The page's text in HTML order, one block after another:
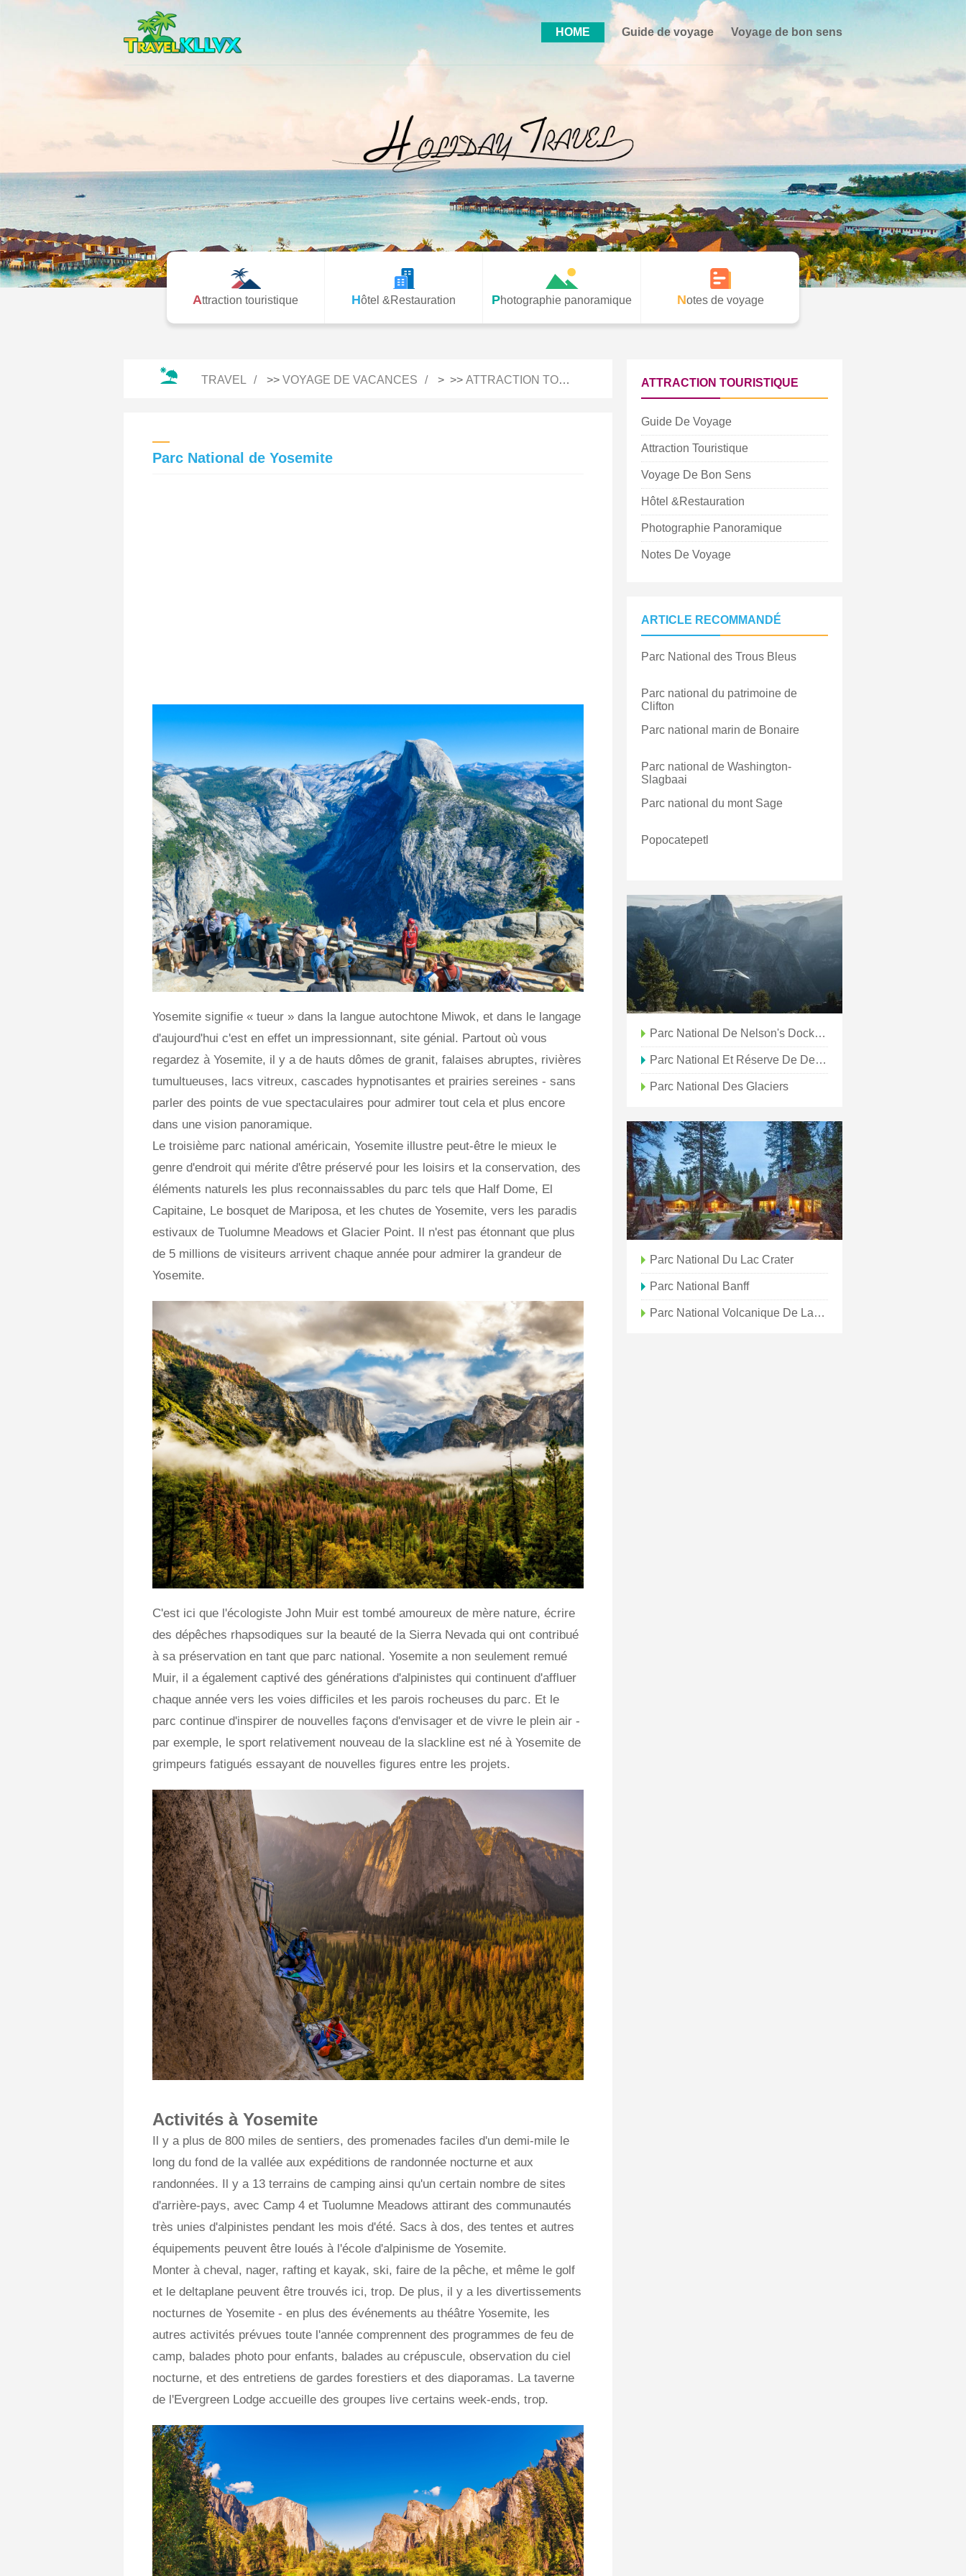
HOME Guide de voyage Voyage de bon sens
Attraction touristique Hôtel &Restauration Photographie panoramique Notes de voyage
TRAVEL >> VOYAGE DE VACANCES > >> ATTRACTION TOURISTIQUE
Parc National de Yosemite
Yosemite signifie « tueur » dans la langue autochtone Miwok, et dans le langage
d'aujourd'hui c'est en effet un impressionnant, site génial. Partout où vous
regardez à Yosemite, il y a de hauts dômes de granit, falaises abruptes, rivières
tumultueuses, lacs vitreux, cascades hypnotisantes et prairies sereines - sans
parler des points de vue spectaculaires pour admirer tout cela et plus encore
dans une vision panoramique.
Le troisième parc national américain, Yosemite illustre peut-être le mieux le
genre d'endroit qui mérite d'être préservé pour les loisirs et la conservation, des
éléments naturels les plus reconnaissables du parc tels que Half Dome, El
Capitaine, Le bosquet de Mariposa, et les chutes de Yosemite, vers les paradis
estivaux de Tuolumne Meadows et Glacier Point. Il n'est pas étonnant que plus
de 5 millions de visiteurs arrivent chaque année pour admirer la grandeur de
Yosemite.
C'est ici que l'écologiste John Muir est tombé amoureux de mère nature, écrire
des dépêches rhapsodiques sur la beauté de la Sierra Nevada qui ont contribué
à sa préservation en tant que parc national. Yosemite a non seulement remué
Muir, il a également captivé des générations d'alpinistes qui continuent d'affluer
chaque année vers les voies difficiles et les parois rocheuses du parc. Et le
parc continue d'inspirer de nouvelles façons d'envisager et de vivre le plein air -
par exemple, le sport relativement nouveau de la slackline est né à Yosemite de
grimpeurs fatigués essayant de nouvelles figures entre les projets.
Activités à Yosemite
Il y a plus de 800 miles de sentiers, des promenades faciles d'un demi-mile le
long du fond de la vallée aux expéditions de randonnée nocturne et aux
randonnées. Il y a 13 terrains de camping ainsi qu'un certain nombre de sites
d'arrière-pays, avec Camp 4 et Tuolumne Meadows attirant des communautés
très unies d'alpinistes pendant les mois d'été. Sacs à dos, des tentes et autres
équipements peuvent être loués à l'école d'alpinisme de Yosemite.
Monter à cheval, nager, rafting et kayak, ski, faire de la pêche, et même le golf
et le deltaplane peuvent être trouvés ici, trop. De plus, il y a les divertissements
nocturnes de Yosemite - en plus des événements au théâtre Yosemite, les
autres activités prévues toute l'année comprennent des programmes de feu de
camp, balades photo pour enfants, balades au crépuscule, observation du ciel
nocturne, et des entretiens de gardes forestiers et des diaporamas. La taverne
de l'Evergreen Lodge accueille des groupes live certains week-ends, trop.
ATTRACTION TOURISTIQUE
Guide De Voyage
Attraction Touristique
Voyage De Bon Sens
Hôtel &Restauration
Photographie Panoramique
Notes De Voyage
ARTICLE RECOMMANDÉ
Parc National des Trous Bleus
Parc national du patrimoine de
Clifton
Parc national marin de Bonaire
Parc national de Washington-
Slagbaai
Parc national du mont Sage
Popocatepetl
Parc National De Nelson's Dockyard
Parc National Et Réserve De Denali
Parc National Des Glaciers
Parc National Du Lac Crater
Parc National Banff
Parc National Volcanique De Lassen